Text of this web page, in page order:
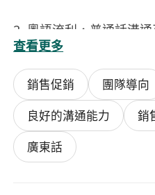
2. 粵語流利，普通話溝
際談判。
3. 工作主動積極，有銷售
事有耐心。
4. 自律性強，能合理分配
先。
查看更多
銷售促銷 團隊導向
良好的溝通能力
銷
廣東話